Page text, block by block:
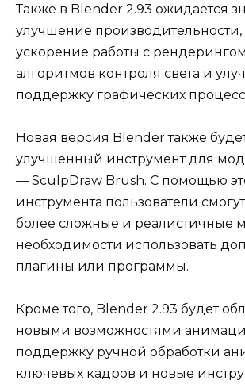
Также в Blender 2.93 ожидается
улучшение производительности,
ускорение работы с
алгоритмов контроля света и
поддержку графических
Новая версия Blender также
улучшенный инструмент для
— SculpDraw Brush. С помощью
инструмента пользователи
более сложные и реалистичные
необходимости использовать
плагины или программы.
Кроме того, Blender 2.93 будет
новыми возможностями
поддержку ручной обработки
ключевых кадров и новые